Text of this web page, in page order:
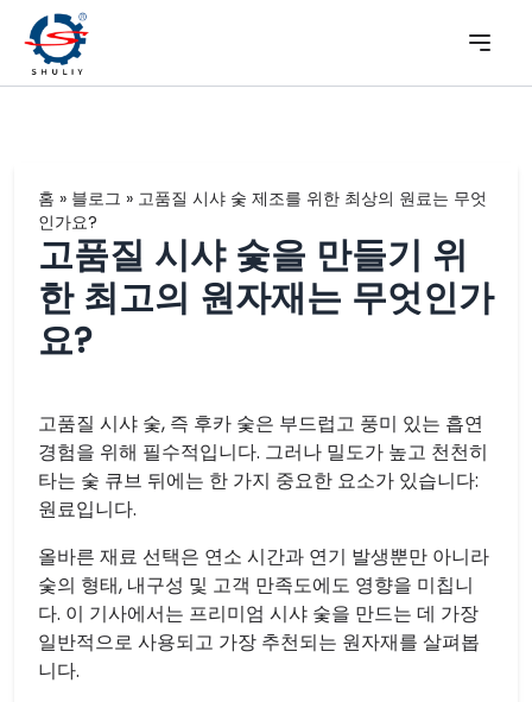
홈 » 블로그 » 고품질 시샤 숯 제조를 위한 최상의 원료는 무엇
인가요?
고품질 시샤 숯을 만들기 위
한 최고의 원자재는 무엇인가
요?
고품질 시샤 숯, 즉 후카 숯은 부드럽고 풍미 있는 흡연
경험을 위해 필수적입니다. 그러나 밀도가 높고 천천히
타는 숯 큐브 뒤에는 한 가지 중요한 요소가 있습니다:
원료입니다.
올바른 재료 선택은 연소 시간과 연기 발생뿐만 아니라
숯의 형태, 내구성 및 고객 만족도에도 영향을 미칩니
다. 이 기사에서는 프리미엄 시샤 숯을 만드는 데 가장
일반적으로 사용되고 가장 추천되는 원자재를 살펴봅
니다.